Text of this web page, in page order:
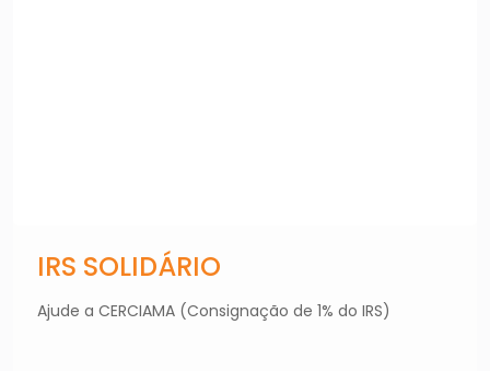
IRS SOLIDÁRIO
Ajude a CERCIAMA (Consignação de 1% do IRS)